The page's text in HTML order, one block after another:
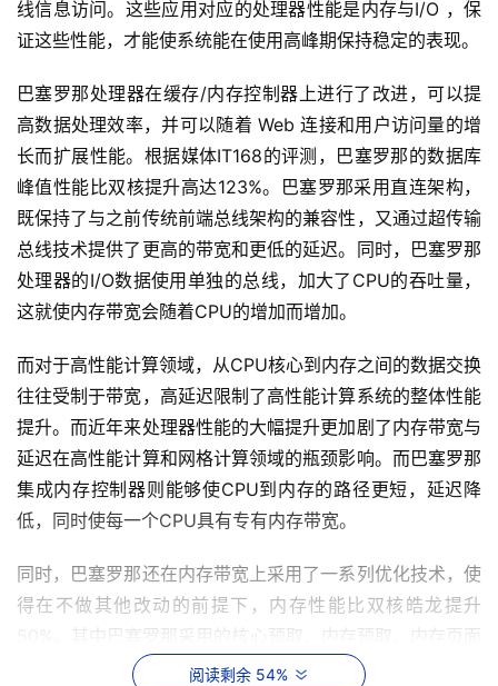
线信息访问。这些应用对应的处理器性能是内存与I/O ，保
巴塞罗那处理器在缓存/内存控制器上进行了改进，可以提
高数据处理效率，并可以随着 Web 连接和用户访问量的增
长而扩展性能。根据媒体IT168的评测，巴塞罗那的数据库
峰值性能比双核提升高达123%。巴塞罗那采用直连架构，
既保持了与之前传统前端总线架构的兼容性，又通过超传输
总线技术提供了更高的带宽和更低的延迟。同时，巴塞罗那
处理器的I/O数据使用单独的总线，加大了CPU的吞吐量，
这就使内存带宽会随着CPU的增加而增加。
而对于高性能计算领域，从CPU核心到内存之间的数据交换
往往受制于带宽，高延迟限制了高性能计算系统的整体性能
提升。而近年来处理器性能的大幅提升更加剧了内存带宽与
延迟在高性能计算和网格计算领域的瓶颈影响。而巴塞罗那
集成内存控制器则能够使CPU到内存的路径更短，延迟降
低，同时使每一个CPU具有专有内存带宽。
同时，巴塞罗那还在内存带宽上采用了一系列优化技术，使
得在不做其他改动的前提下，内存性能比双核皓龙提升
50%。其中巴塞罗那采用的核心预取、内存预取、内存页面
优化、突发写和大内存缓冲技术能带来40%的性能提升，独
阅读剩余 54%